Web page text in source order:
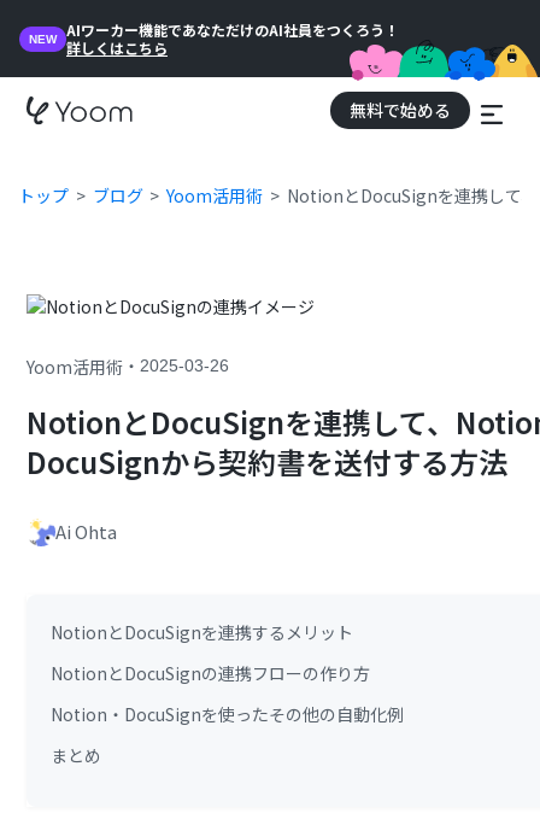
NEW
AIワーカー機能であなただけのAI社員をつくろう！
詳しくはこちら
無料で始める
トップ ブログ Yoom活用術 NotionとDocuSignを連携して
Yoom活用術 ・2025-03-26
NotionとDocuSignを連携して、
DocuSignから契約書を送付する方法
Ai Ohta
NotionとDocuSignを連携するメリット
NotionとDocuSignの連携フローの作り方
Notion・DocuSignを使ったその他の自動化例
まとめ